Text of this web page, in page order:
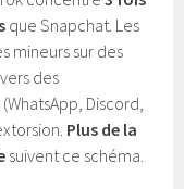
que Snapchat. Les
mineurs sur des
des
(WhatsApp, Discord,
Plus de la
suivent ce schéma.